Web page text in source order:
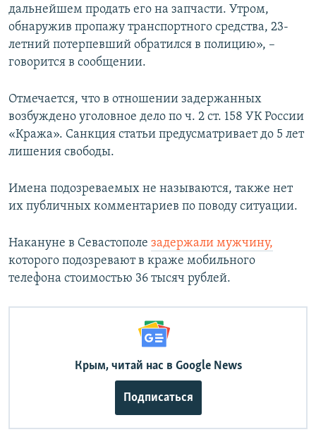
дальнейшем продать его на запчасти. Утром,
обнаружив пропажу транспортного средства, 23-
летний потерпевший обратился в полицию», –
говорится в сообщении.
Отмечается, что в отношении задержанных
возбуждено уголовное дело по ч. 2 ст. 158 УК России
«Кража». Санкция статьи предусматривает до 5 лет
лишения свободы.
Имена подозреваемых не называются, также нет
их публичных комментариев по поводу ситуации.
Накануне в Севастополе задержали мужчину,
которого подозревают в краже мобильного
телефона стоимостью 36 тысяч рублей.
Крым, читай нас в Google News
Подписаться